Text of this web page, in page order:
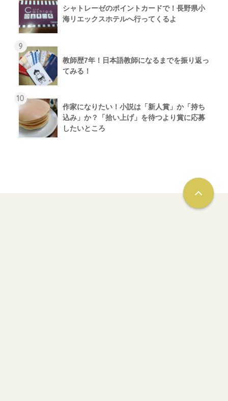
シャトレーゼのポイントカードで！長野県小
海リエックスホテルへ行ってくるよ
9
教師歴7年！日本語教師になるまでを振り返っ
てみる！
10
作家になりたい！小説は「新人賞」か「持ち
込み」か？「拾い上げ」を待つより賞に応募
したいところ